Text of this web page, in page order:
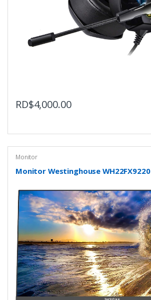
RD$4,000.00
Monitor
Monitor Westinghouse WH22FX9220